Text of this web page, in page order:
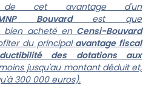
de cet avantage d'un
Bouvardest que
bien acheté en Censi-Bouvard
du principal avantage fiscal
des dotations aux
jusqu'au montant déduit et,
300 000 euros).